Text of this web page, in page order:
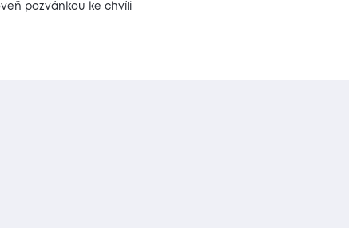
pozvánkou ke chvíli